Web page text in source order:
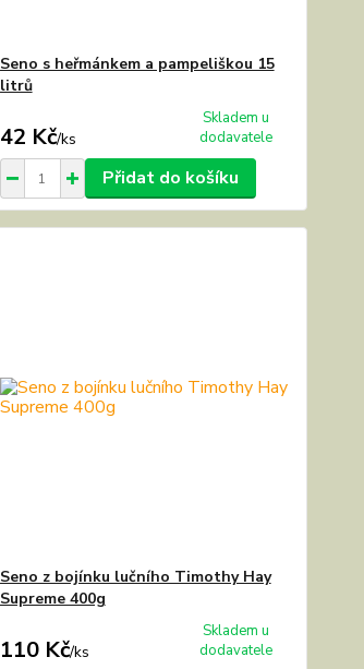
Seno s heřmánkem a pampeliškou 15
litrů
42 Kč/ks
Skladem u
dodavatele
Přidat do košíku
Seno z bojínku lučního Timothy Hay
Supreme 400g
110 Kč/ks
Skladem u
dodavatele